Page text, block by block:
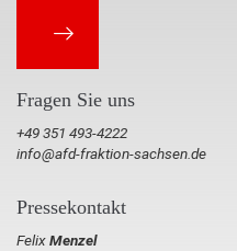
Fragen Sie uns
+49 351 493-4222
info@afd-fraktion-sachsen.de
Pressekontakt
FelixMenzel